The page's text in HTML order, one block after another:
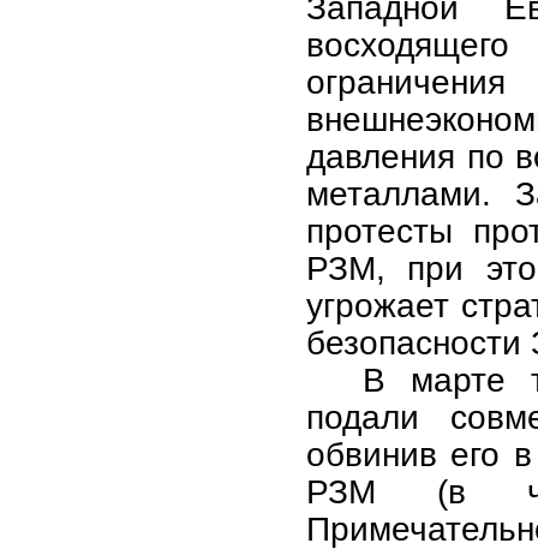
Западной
давления по
металлами.
протесты
РЗМ, при
угрожает
безопасности
В марте
подали
обвинив его
РЗМ (в